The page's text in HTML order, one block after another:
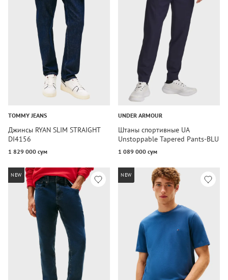
TOMMY JEANS
Джинсы RYAN SLIM STRAIGHT
DI4156
1 829 000 сум
UNDER ARMOUR
Штаны спортивные UA
Unstoppable Tapered Pants-BLU
1 089 000 сум
NEW NEW